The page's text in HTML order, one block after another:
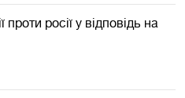
росії у відповідь на